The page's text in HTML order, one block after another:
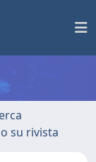
su rivista